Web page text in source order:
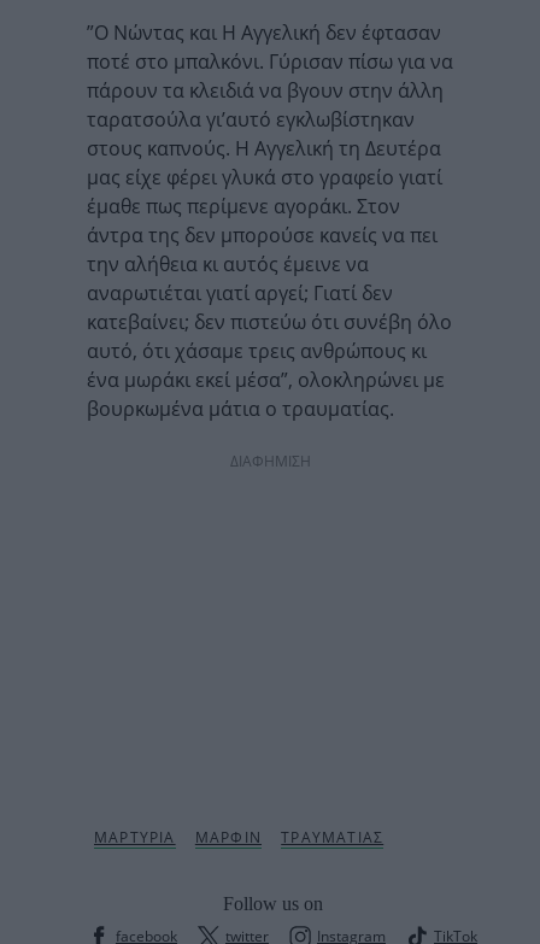
”Ο Νώντας και Η Αγγελική δεν έφτασαν
ποτέ στο μπαλκόνι. Γύρισαν πίσω για να
πάρουν τα κλειδιά να βγουν στην άλλη
ταρατσούλα γι’αυτό εγκλωβίστηκαν
στους καπνούς. Η Αγγελική τη Δευτέρα
μας είχε φέρει γλυκά στο γραφείο γιατί
έμαθε πως περίμενε αγοράκι. Στον
άντρα της δεν μπορούσε κανείς να πει
την αλήθεια κι αυτός έμεινε να
αναρωτιέται γιατί αργεί; Γιατί δεν
κατεβαίνει; δεν πιστεύω ότι συνέβη όλο
αυτό, ότι χάσαμε τρεις ανθρώπους κι
ένα μωράκι εκεί μέσα”, ολοκληρώνει με
βουρκωμένα μάτια ο τραυματίας.
ΔΙΑΦΗΜΙΣΗ
Follow us on
facebook
twitter Instagram TikTok